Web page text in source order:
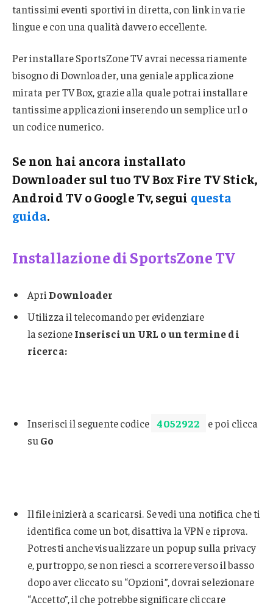
tantissimi eventi sportivi in diretta, con link in varie
lingue e con una qualità davvero eccellente.
Per installare SportsZone TV avrai necessariamente
bisogno di Downloader, una geniale applicazione
mirata per TV Box, grazie alla quale potrai installare
tantissime applicazioni inserendo un semplice url o
un codice numerico.
Se non hai ancora installato
Downloader sul tuo TV Box Fire TV Stick,
Android TV o Google Tv, segui questa
guida.
Installazione di SportsZone TV
ApriDownloader
Utilizza il telecomando per evidenziare
la sezioneInserisci un URL o un termine di
ricerca:
Inserisci il seguente codice 4052922
e poi clicca
su Go
Il file inizierà a scaricarsi. Se vedi una notifica che ti
identifica come un bot, disattiva la VPN e riprova.
Potresti anche visualizzare un popup sulla privacy
e, purtroppo, se non riesci a scorrere verso il basso
dopo aver cliccato su “Opzioni”, dovrai selezionare
“Accetto”, il che potrebbe significare cliccare